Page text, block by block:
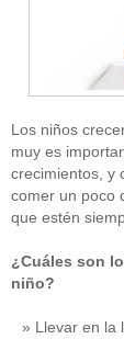
Los niños
muy es
crecimientos, y
comer un poco
que estén
¿Cuáles son
niño?
Llevar en la